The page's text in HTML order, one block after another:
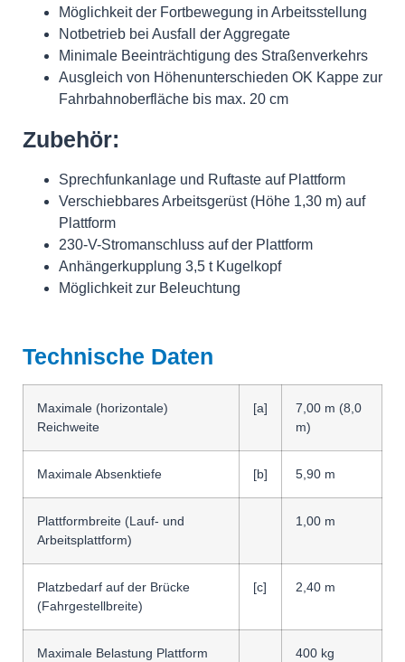
Möglichkeit der Fortbewegung in Arbeitsstellung
Notbetrieb bei Ausfall der Aggregate
Minimale Beeinträchtigung des Straßenverkehrs
Ausgleich von Höhenunterschieden OK Kappe zur
Fahrbahnoberfläche bis max. 20 cm
Zubehör:
Sprechfunkanlage und Ruftaste auf Plattform
Verschiebbares Arbeitsgerüst (Höhe 1,30 m) auf
Plattform
230-V-Stromanschluss auf der Plattform
Anhängerkupplung 3,5 t Kugelkopf
Möglichkeit zur Beleuchtung
Technische Daten
Maximale (horizontale)
Reichweite
[a]
7,00 m (8,0
m)
Maximale Absenktiefe [b] 5,90 m
Plattformbreite (Lauf- und
Arbeitsplattform)
1,00 m
Platzbedarf auf der Brücke
(Fahrgestellbreite)
[c] 2,40 m
Maximale Belastung Plattform 400 kg